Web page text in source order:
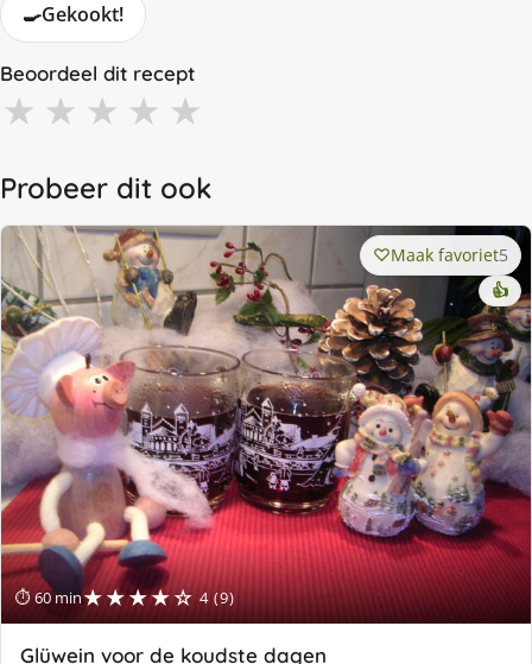
🍳Gekookt!
Beoordeel dit recept
★ ★ ★ ★ ★
Probeer dit ook
⏱ 60 min★★★★☆ 4 (9)
Maak favoriet5
👍
Glüwein voor de koudste dagen